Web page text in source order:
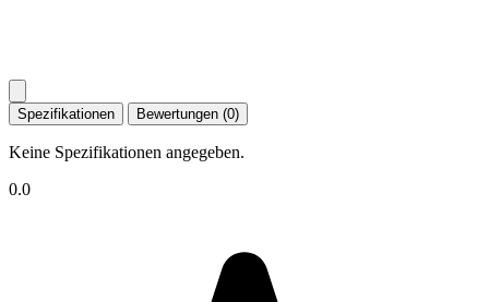
Spezifikationen Bewertungen (0)
Keine Spezifikationen angegeben.
0.0